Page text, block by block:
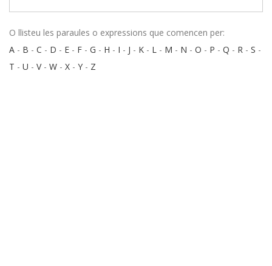
O llisteu les paraules o expressions que comencen per:
A - B - C - D - E - F - G - H - I - J - K - L - M - N - O - P - Q - R - S -
T - U - V- W - X - Y - Z